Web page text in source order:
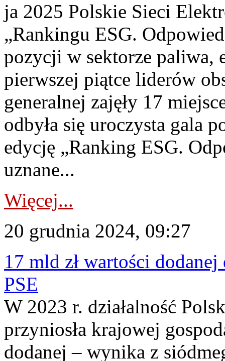
ja 2025 Polskie Sieci
„Rankingu ESG.
pozycji w sektorze paliwa,
pierwszej piątce liderów
generalnej zajęły 17
odbyła się uroczysta gala
edycję „Ranking ESG.
uznane...
Więcej...
20 grudnia 2024, 09:27
17 mld zł wartości
PSE
W 2023 r. działalność
przyniosła krajowej
dodanej – wynika z